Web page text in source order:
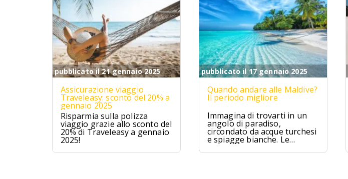
pubblicato il 21 gennaio 2025
Assicurazione viaggio
Traveleasy: sconto del 20% a
gennaio 2025
Risparmia sulla polizza
viaggio grazie allo sconto del
20% di Traveleasy a gennaio
2025!
pubblicato il 17 gennaio 2025
Quando andare alle Maldive?
Il periodo migliore
Immagina di trovarti in un
angolo di paradiso,
circondato da acque turchesi
e spiagge bianche. Le
Maldive sono proprio
questo, un sogno che si